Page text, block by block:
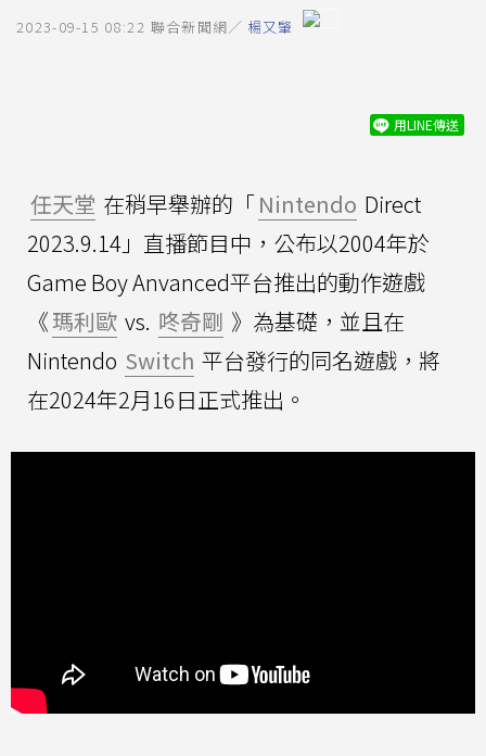
2023-09-15 08:22 聯合新聞網／ 楊又肇
用LINE傳送
任天堂 在稍早舉辦的「Nintendo Direct
2023.9.14」直播節目中，公布以2004年於
Game Boy Anvanced平台推出的動作遊戲
《瑪利歐 vs. 咚奇剛 》為基礎，並且在
Nintendo Switch 平台發行的同名遊戲，將
在2024年2月16日正式推出。